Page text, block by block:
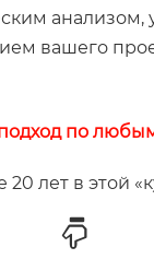
анализом,
вашего
по
20 лет в этой